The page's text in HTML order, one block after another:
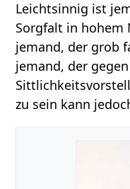
Leichtsinnig ist
Sorgfalt in hohem
jemand, der grob
jemand, der
zu sein kann